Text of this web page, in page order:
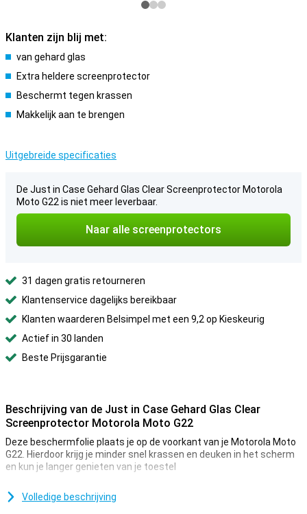
Klanten zijn blij met:
van gehard glas
Extra heldere screenprotector
Beschermt tegen krassen
Makkelijk aan te brengen
Uitgebreide specificaties
De Just in Case Gehard Glas Clear Screenprotector Motorola
Moto G22 is niet meer leverbaar.
Naar alle screenprotectors
31 dagen gratis retourneren
Klantenservice dagelijks bereikbaar
Klanten waarderen Belsimpel met een 9,2 op Kieskeurig
Actief in 30 landen
Beste Prijsgarantie
Beschrijving van de Just in Case Gehard Glas Clear
Screenprotector Motorola Moto G22
Deze beschermfolie plaats je op de voorkant van je Motorola Moto
G22. Hierdoor krijg je minder snel krassen en deuken in het scherm
en kun je langer genieten van je toestel
Moto G22 van Gehard glas is een dun laagje van glas wat jouw
Volledige beschrijving